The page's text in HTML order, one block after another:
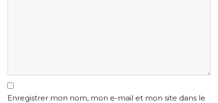
Enregistrer mon nom, mon e-mail et mon site dans le